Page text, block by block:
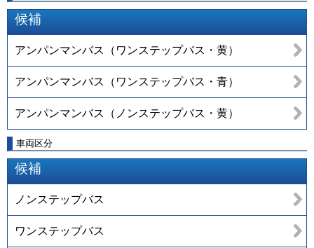
候補
アンパンマンバス（ワンステップバス・黄）
アンパンマンバス（ワンステップバス・青）
アンパンマンバス（ノンステップバス・黄）
車両区分
候補
ノンステップバス
ワンステップバス